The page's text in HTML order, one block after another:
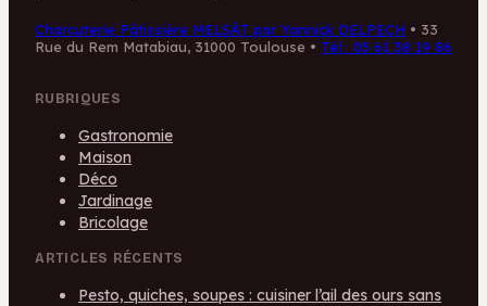
Charcuterie Pâtissière MELSÀT par Yannick DELPECH • 33
Rue du Rem Matabiau, 31000 Toulouse • Tél : 05 61 38 19 86
RUBRIQUES
Gastronomie
Maison
Déco
Jardinage
Bricolage
ARTICLES RÉCENTS
Pesto, quiches, soupes : cuisiner l’ail des ours sans